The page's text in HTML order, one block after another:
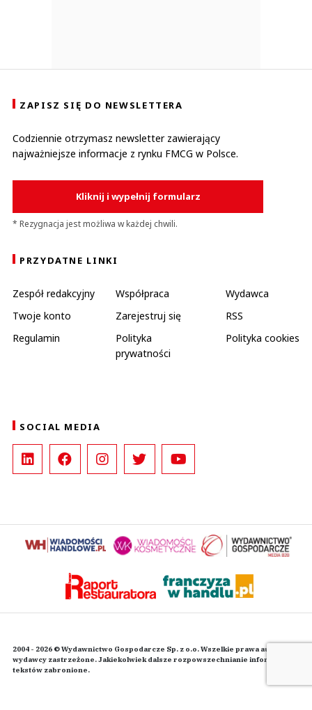
ZAPISZ SIĘ DO NEWSLETTERA
Codziennie otrzymasz newsletter zawierający
najważniejsze informacje z rynku FMCG w Polsce.
Kliknij i wypełnij formularz
* Rezygnacja jest możliwa w każdej chwili.
PRZYDATNE LINKI
Zespół redakcyjny Współpraca
Wydawca
Twoje konto
Zarejestruj się
RSS
Regulamin
Polityka
prywatności
Polityka cookies
SOCIAL MEDIA
2004 - 2026 © Wydawnictwo Gospodarcze Sp. z o.o. Wszelkie prawa autorskie
wydawcy zastrzeżone. Jakiekolwiek dalsze rozpowszechnianie informacji i
tekstów zabronione.